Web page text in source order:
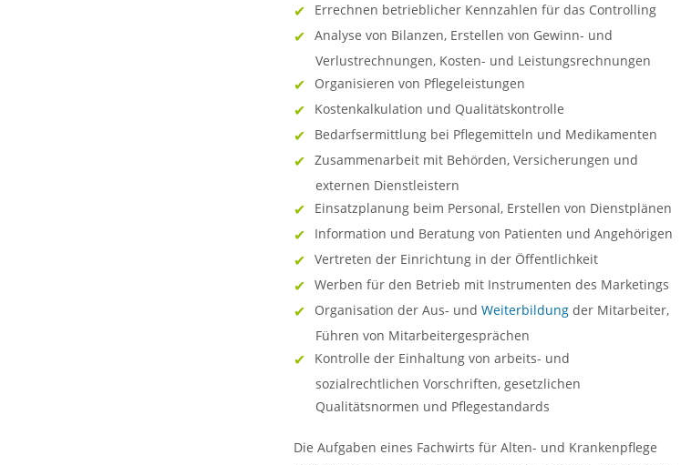
Errechnen betrieblicher Kennzahlen für das Controlling
Analyse von Bilanzen, Erstellen von Gewinn- und
Verlustrechnungen, Kosten- und Leistungsrechnungen
Organisieren von Pflegeleistungen
Kostenkalkulation und Qualitätskontrolle
Bedarfsermittlung bei Pflegemitteln und Medikamenten
Zusammenarbeit mit Behörden, Versicherungen und
externen Dienstleistern
Einsatzplanung beim Personal, Erstellen von Dienstplänen
Information und Beratung von Patienten und Angehörigen
Vertreten der Einrichtung in der Öffentlichkeit
Werben für den Betrieb mit Instrumenten des Marketings
Organisation der Aus- und Weiterbildung der Mitarbeiter,
Führen von Mitarbeitergesprächen
Kontrolle der Einhaltung von arbeits- und
sozialrechtlichen Vorschriften, gesetzlichen
Qualitätsnormen und Pflegestandards
Die Aufgaben eines Fachwirts für Alten- und Krankenpflege